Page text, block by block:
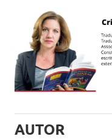
AUTOR